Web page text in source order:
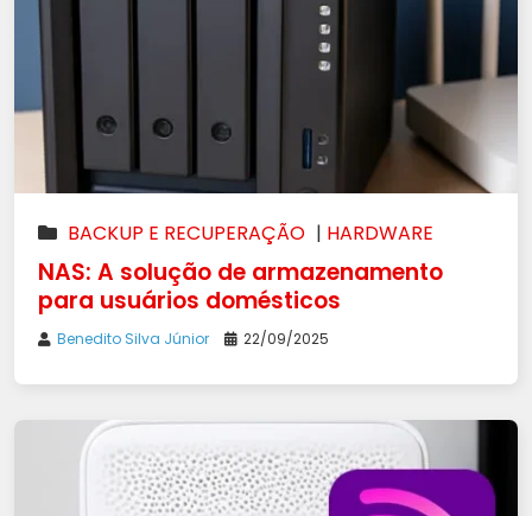
BACKUP E RECUPERAÇÃO | HARDWARE
NAS: A solução de armazenamento
para usuários domésticos
Benedito Silva Júnior 22/09/2025